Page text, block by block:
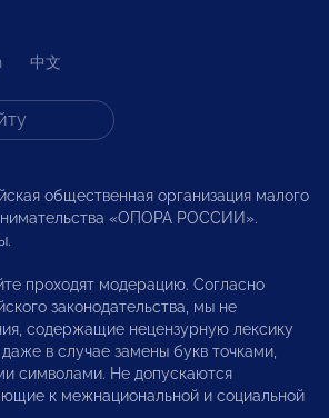
中文
общественная организация малого
«ОПОРА РОССИИ».
проходят модерацию. Согласно
законодательства, мы не
содержащие нецензурную лексику
в случае замены букв точками,
символами. Не допускаются
к межнациональной и социальной